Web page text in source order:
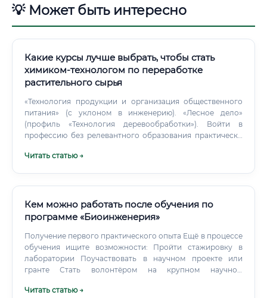
💡 Может быть интересно
Какие курсы лучше выбрать, чтобы стать
химиком-технологом по переработке
растительного сырья
«Технология продукции и организация общественного
питания» (с уклоном в инженерию). «Лесное дело»
(профиль «Технология деревообработки»). Войти в
профессию без релевантного образования практически
Читать статью →
Кем можно работать после обучения по
программе «Биоинженерия»
Получение первого практического опыта Ещё в процессе
обучения ищите возможности: Пройти стажировку в
лаборатории Поучаствовать в научном проекте или
гранте Стать волонтёром на крупном научном
исследователя — даже с небольшой зарплатой, но с
Читать статью →